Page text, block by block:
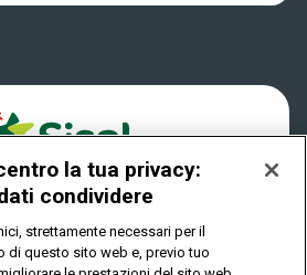
la tua privacy:
condividere
strettamente necessari per il
di questo sito web e, previo tuo